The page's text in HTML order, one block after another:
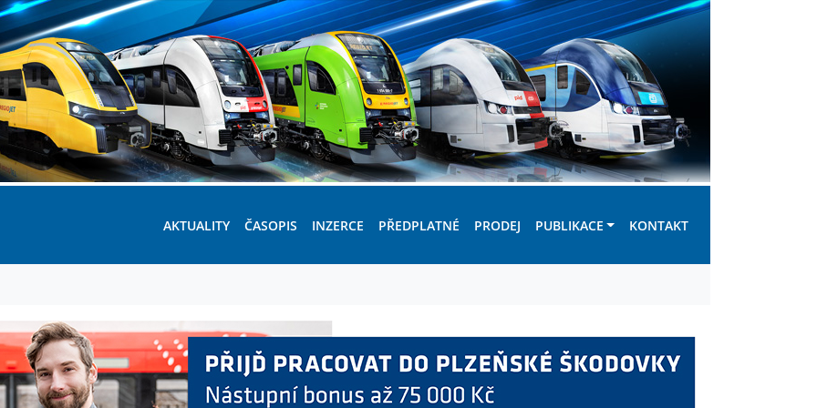
AKTUALITY ČASOPIS INZERCE PŘEDPLATNÉ PRODEJ PUBLIKACE KONTAKT